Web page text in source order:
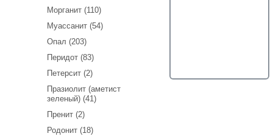
Морганит (110)
Муассанит (54)
Опал (203)
Перидот (83)
Петерсит (2)
Празиолит (аметист
зеленый) (41)
Пренит (2)
Родонит (18)